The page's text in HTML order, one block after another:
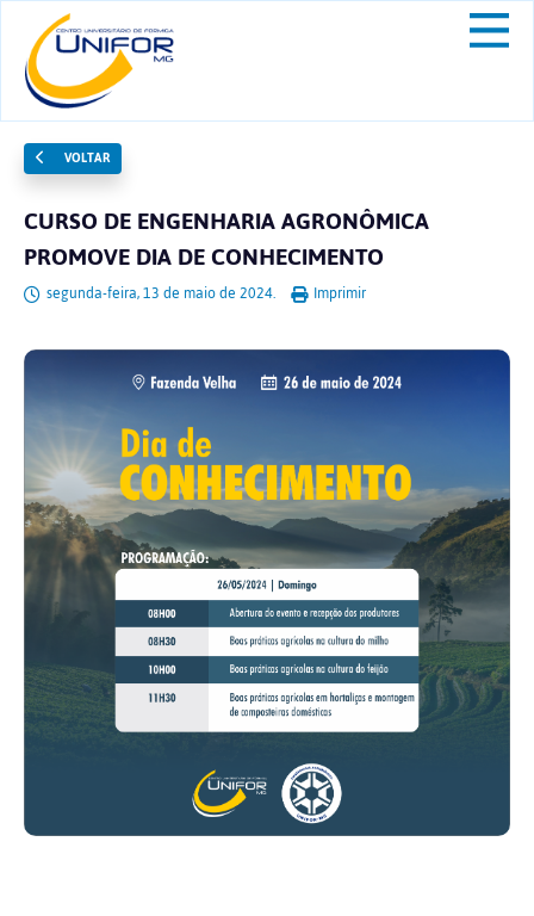
VOLTAR
CURSO DE ENGENHARIA AGRONÔMICA
PROMOVE DIA DE CONHECIMENTO
segunda-feira, 13 de maio de 2024. Imprimir